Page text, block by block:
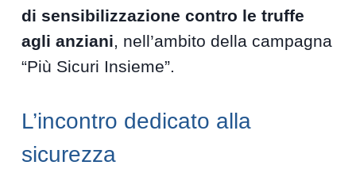
di sensibilizzazione contro le truffe
agli anziani , nell’ambito della campagna
“Più Sicuri Insieme”.
L’incontro dedicato alla
sicurezza